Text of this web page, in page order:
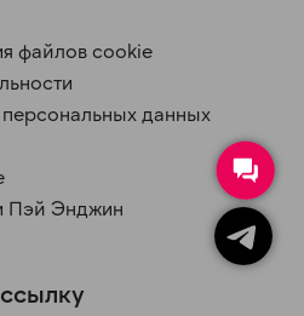
файлов cookie
данных
Пэй Энджин